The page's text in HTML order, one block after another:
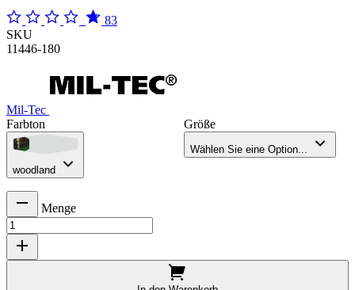
83
SKU
11446-180
Mil-Tec
Farbton
woodland
Größe
Wählen Sie eine Option...
Menge